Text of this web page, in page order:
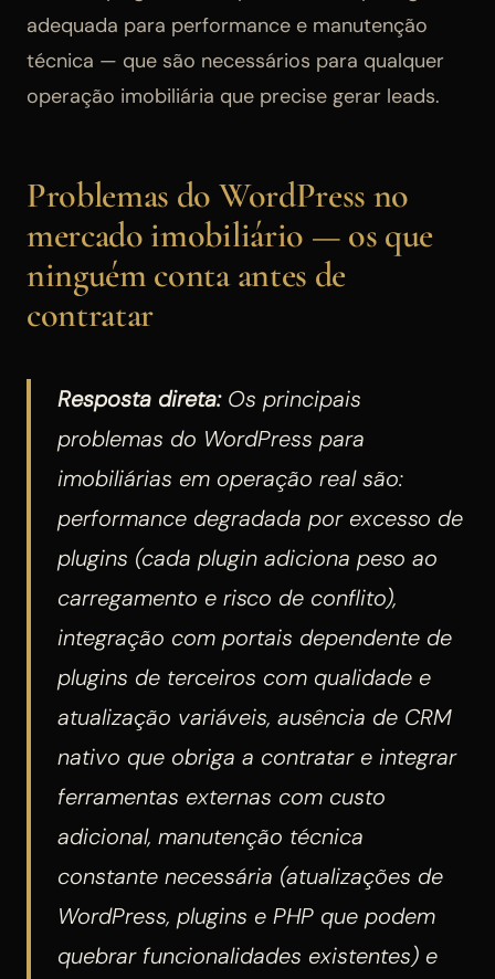
adequada para performance e manutenção
técnica — que são necessários para qualquer
operação imobiliária que precise gerar leads.
Problemas do WordPress no
mercado imobiliário — os que
ninguém conta antes de
contratar
Resposta direta:Os principais
problemas do WordPress para
imobiliárias em operação real são:
performance degradada por excesso de
plugins (cada plugin adiciona peso ao
carregamento e risco de conflito),
integração com portais dependente de
plugins de terceiros com qualidade e
atualização variáveis, ausência de CRM
nativo que obriga a contratar e integrar
ferramentas externas com custo
adicional, manutenção técnica
constante necessária (atualizações de
WordPress, plugins e PHP que podem
quebrar funcionalidades existentes) e